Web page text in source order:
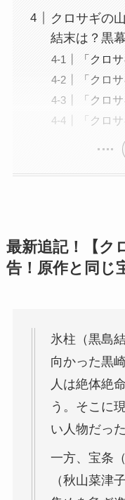
クロサギの
結末は？黒
「クロ
「クロ
「クロ
「クロ
最新追記！【ク
告！原作と同じ
氷柱（黒島
向かった黒
人は絶体絶
う。そこに
い人物だった
一方、宝条
（秋山菜津